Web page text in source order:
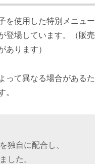
を使用した特別メニュー
登場しています。（販売
あります）
って異なる場合があるた
。
独自に配合し、
した。